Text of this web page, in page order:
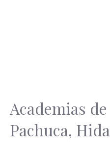
Academias
Pachuca,